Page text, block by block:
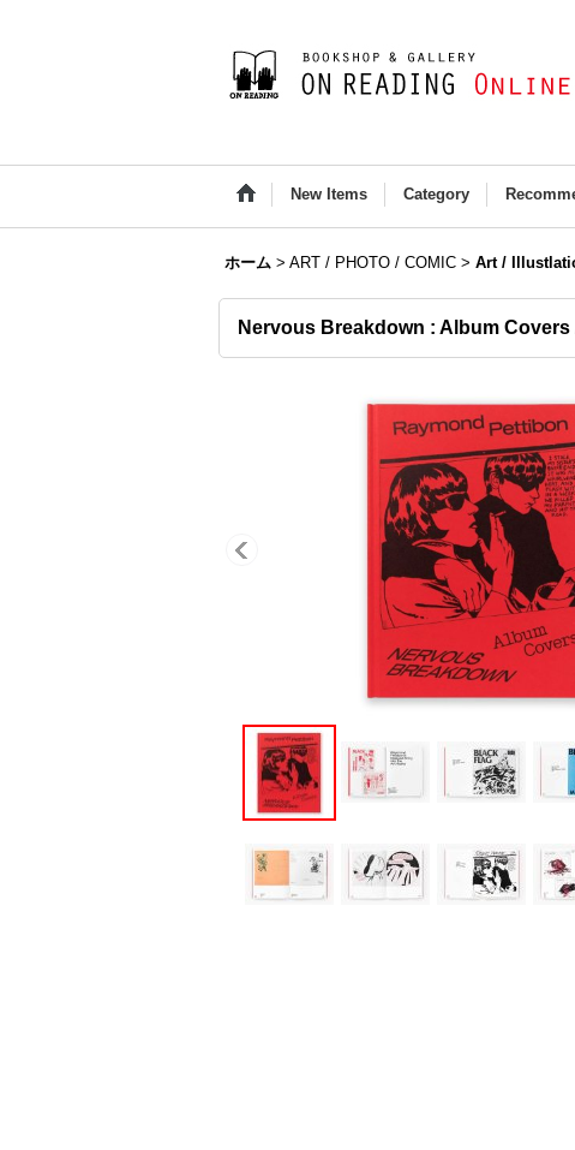
New Items Category
ホーム > ART / PHOTO / COMIC > Art /
Nervous Breakdown : Album